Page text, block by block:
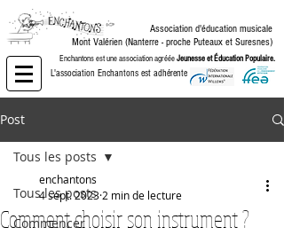
Association d'éducation musicale
Mont Valérien (Nanterre -proche Puteaux et Suresnes)
Enchantons est une association agrééeJeunesse et Éducation Populaire.
L'association Enchantons est adhérente de :
Post
Tous les posts
Commencer
Tous les posts
Comment choisir son instrument ?
enchantons
4 sept. 2023 2 min de lecture